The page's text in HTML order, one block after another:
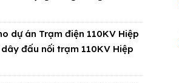
dự án Trạm điện 110KV Hiệp
đấu nối trạm 110KV Hiệp